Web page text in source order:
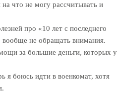
что не могу рассчитывать и
про «10 лет с последнего
вообще не обращать внимания.
за большие деньги, которых у
я боюсь идти в военкомат, хотя